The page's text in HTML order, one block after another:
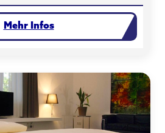
Mehr Infos